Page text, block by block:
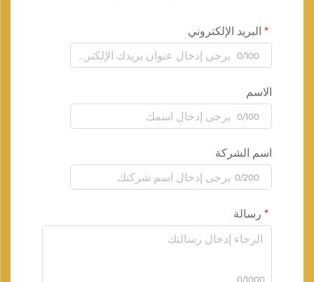
البريد الإلكتروني
0/100
الاسم
0/100
اسم الشركة
0/200
رسالة
0/1000